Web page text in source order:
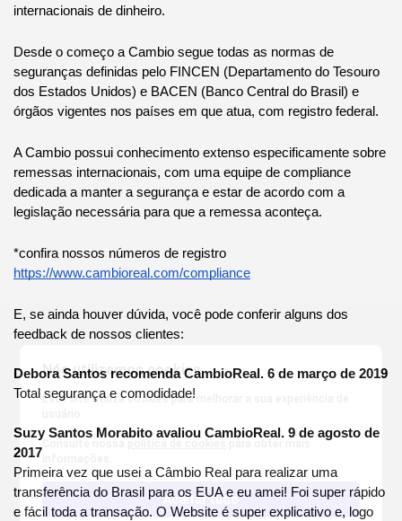
internacionais de dinheiro.
Desde o começo a Cambio segue todas as normas de
seguranças definidas pelo FINCEN (Departamento do Tesouro
dos Estados Unidos) e BACEN (Banco Central do Brasil) e
órgãos vigentes nos países em que atua, com registro federal.
A Cambio possui conhecimento extenso especificamente sobre
remessas internacionais, com uma equipe de compliance
dedicada a manter a segurança e estar de acordo com a
legislação necessária para que a remessa aconteça.
https://www.cambioreal.com/compliance
E, se ainda houver dúvida, você pode conferir alguns dos
feedback de nossos clientes:
Debora Santos recomenda CambioReal. 6 de março de 2019
Total segurança e comodidade!
Suzy Santos Morabito avaliou CambioReal. 9 de agosto de
2017
Primeira vez que usei a Câmbio Real para realizar uma
transferência do Brasil para os EUA e eu amei! Foi super rápido
e fácil toda a transação. O Website é super explicativo e, logo
Nós utilizamos cookies
Este site utiliza cookies para melhorar a sua experiência de
Aceitar tudo